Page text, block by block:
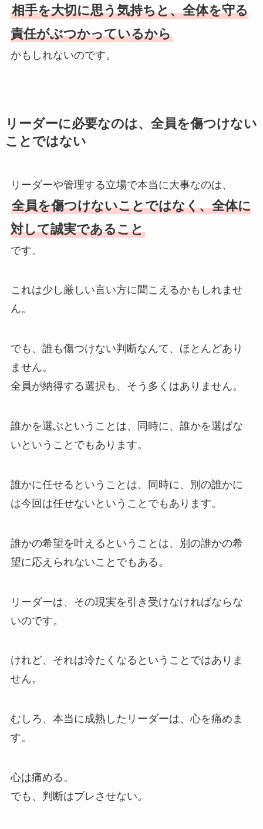
相手を大切に思う気持ちと、全体を守る
責任がぶつかっているから
かもしれないのです。
リーダーに必要なのは、全員を傷つけない
ことではない
リーダーや管理する立場で本当に大事なのは、
全員を傷つけないことではなく、全体に
対して誠実であること
です。
これは少し厳しい言い方に聞こえるかもしれませ
ん。
でも、誰も傷つけない判断なんて、ほとんどあり
ません。
全員が納得する選択も、そう多くはありません。
誰かを選ぶということは、同時に、誰かを選ばな
いということでもあります。
誰かに任せるということは、同時に、別の誰かに
は今回は任せないということでもあります。
誰かの希望を叶えるということは、別の誰かの希
望に応えられないことでもある。
リーダーは、その現実を引き受けなければならな
いのです。
けれど、それは冷たくなるということではありま
せん。
むしろ、本当に成熟したリーダーは、心を痛めま
す。
心は痛める。
でも、判断はブレさせない。